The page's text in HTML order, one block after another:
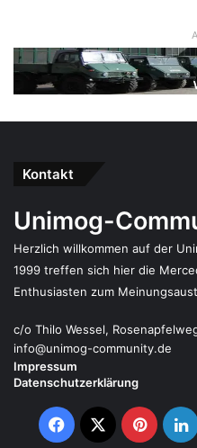
Kontakt
Unimog-
Herzlich willkommen auf der
1999 treffen sich hier die
Enthusiasten zum
c/o Thilo Wessel,
info@unimog-community.de
Impressum
Datenschutzerklärung
Facebook
X